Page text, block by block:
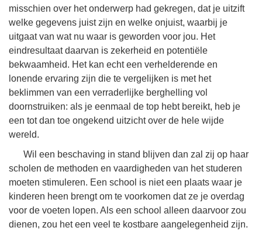
misschien over het onderwerp had gekregen, dat je uitzift
welke gegevens juist zijn en welke onjuist, waarbij je
uitgaat van wat nu waar is geworden voor jou. Het
eindresultaat daarvan is zekerheid en potentiële
bekwaamheid. Het kan echt een verhelderende en
lonende ervaring zijn die te vergelijken is met het
beklimmen van een verraderlijke berghelling vol
doornstruiken: als je eenmaal de top hebt bereikt, heb je
een tot dan toe ongekend uitzicht over de hele wijde
wereld.
Wil een beschaving in stand blijven dan zal zij op haar
scholen de methoden en vaardigheden van het studeren
moeten stimuleren. Een school is niet een plaats waar je
kinderen heen brengt om te voorkomen dat ze je overdag
voor de voeten lopen. Als een school alleen daarvoor zou
dienen, zou het een veel te kostbare aangelegenheid zijn.